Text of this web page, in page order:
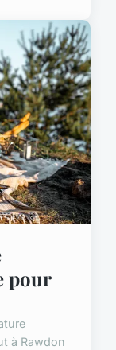
pour
à Rawdon